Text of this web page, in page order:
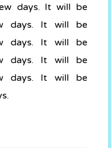
days. It will be
days. It will be
days. It will be
days. It will be
days. It will be